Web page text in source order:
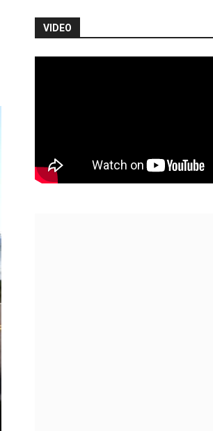
VIDEO